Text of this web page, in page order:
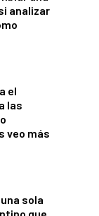
analizar
el
las
veo más
sola